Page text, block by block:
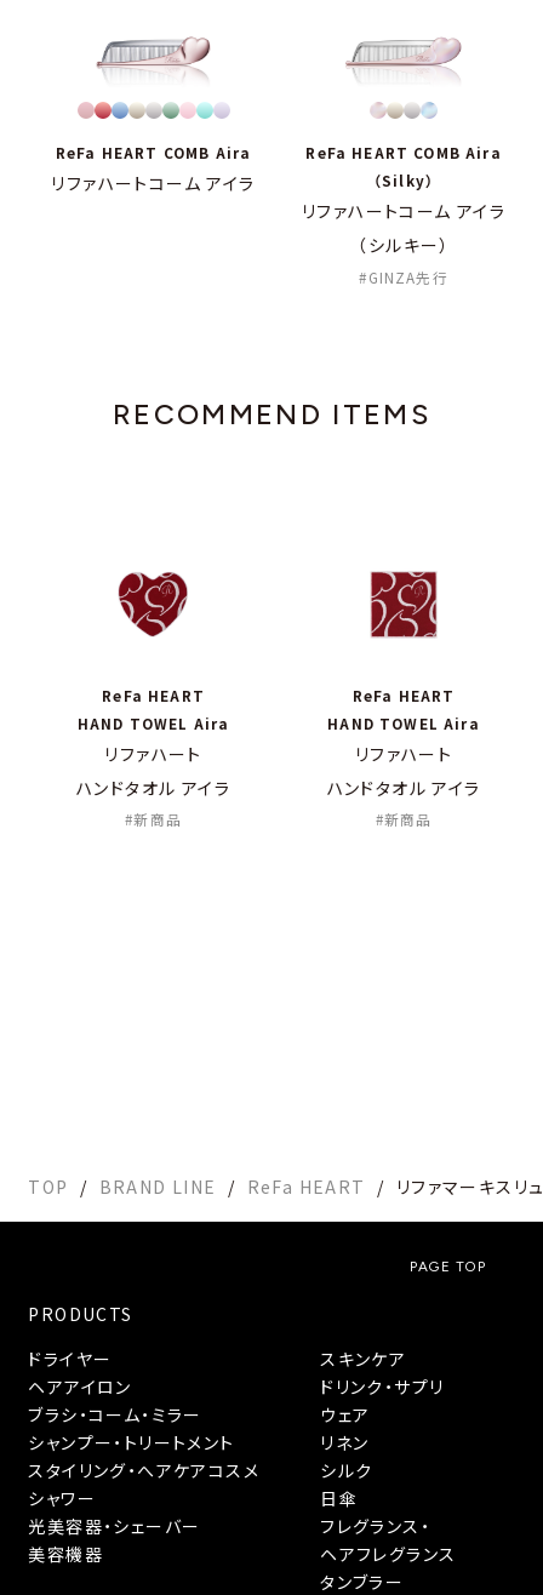
ReFa HEART COMB Aira
リファハートコーム アイラ
ReFa HEART COMB Aira
（Silky）
リファハートコーム アイラ
（シルキー）
GINZA先行
RECOMMEND ITEMS
ReFa HEART
HAND TOWEL Aira
リファハート
ハンドタオル アイラ
新商品
ReFa HEART
HAND TOWEL Aira
リファハート
ハンドタオル アイラ
新商品
TOP BRAND LINE ReFa HEART リファマーキスリ
PAGE TOP
PRODUCTS
ドライヤー
ヘアアイロン
ブラシ・コーム・ミラー
シャンプー・トリートメント
スタイリング・へアケアコスメ
シャワー
光美容器・シェーバー
美容機器
スキンケア
ドリンク・サプリ
ウェア
リネン
シルク
日傘
フレグランス・
ヘアフレグランス
タンブラー